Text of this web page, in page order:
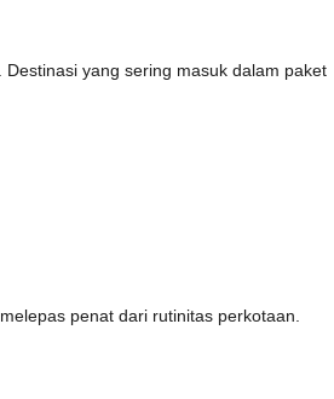
yang sering masuk dalam paket
penat dari rutinitas perkotaan.